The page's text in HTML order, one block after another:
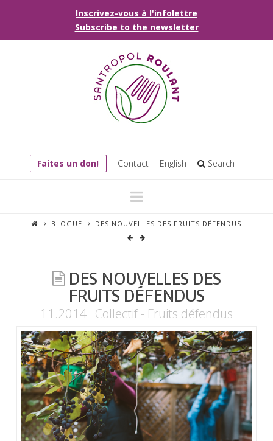
Inscrivez-vous à l'infolettre
Subscribe to the newsletter
Faites un don! Contact English Search
Navigation
BLOGUE DES NOUVELLES DES FRUITS DÉFENDUS
DES NOUVELLES DES
FRUITS DÉFENDUS
11.2014 Collectif - Fruits défendus